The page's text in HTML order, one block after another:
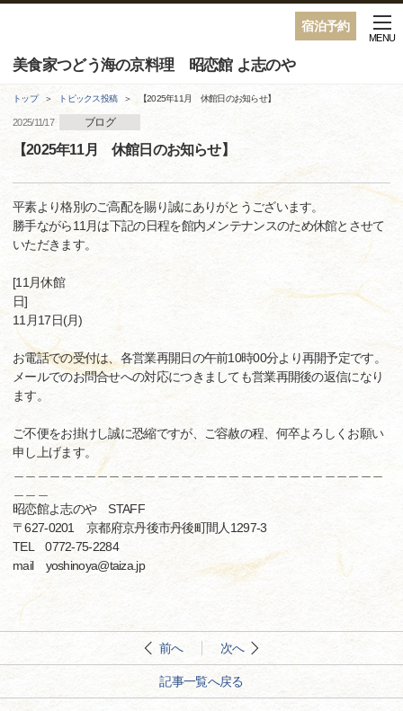
宿泊予約
美食家つどう海の京料理 昭恋館 よ志のや
MENU
トップ トピックス投稿 【2025年11月 休館日のお知らせ】
2025/11/17 ブログ
【2025年11月 休館日のお知らせ】
平素より格別のご高配を賜り誠にありがとうございます。
勝手ながら11月は下記の日程を館内メンテナンスのため休館とさせて
いただきます。
[11月休館
11月17日(月)
お電話での受付は、各営業再開日の午前10時00分より再開予定です。
メールでのお問合せへの対応につきましても営業再開後の返信になり
ます。
ご不便をお掛けし誠に恐縮ですが、ご容赦の程、何卒よろしくお願い
申し上げます。
＿＿＿＿＿＿＿＿＿＿＿＿＿＿＿＿＿＿＿＿＿＿＿＿＿＿＿＿＿＿＿
昭恋館よ志のや STAFF
〒627-0201 京都府京丹後市丹後町間人1297-3
TEL 0772-75-2284
mail yoshinoya@taiza.jp
前へ 次へ
記事一覧へ戻る